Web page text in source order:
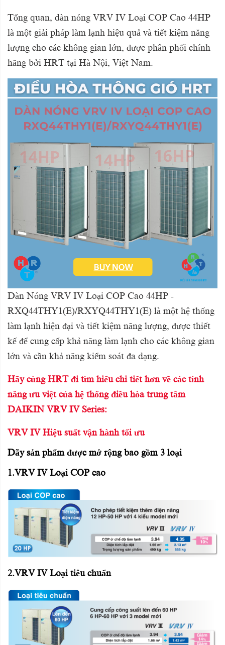
Tổng quan, dàn nóng VRV IV Loại COP Cao 44HP
là một giải pháp làm lạnh hiệu quả và tiết kiệm năng
lượng cho các không gian lớn, được phân phối chính
hãng bởi HRT tại Hà Nội, Việt Nam.
Dàn Nóng VRV IV Loại COP Cao 44HP -
RXQ44THY1(E)/RXYQ44THY1(E) là một hệ thống
làm lạnh hiện đại và tiết kiệm năng lượng, được thiết
kế để cung cấp khả năng làm lạnh cho các không gian
lớn và cần khả năng kiểm soát đa dạng.
Hãy cùng HRT đi tìm hiểu chi tiết hơn về các tính
năng ưu việt của hệ thống điều hòa trung tâm
DAIKIN VRV IV Series:
VRV IV Hiệu suất vận hành tối ưu
Dãy sản phẩm được mở rộng bao gồm 3 loại
1.VRV IV Loại COP cao
2.VRV IV Loại tiêu chuẩn